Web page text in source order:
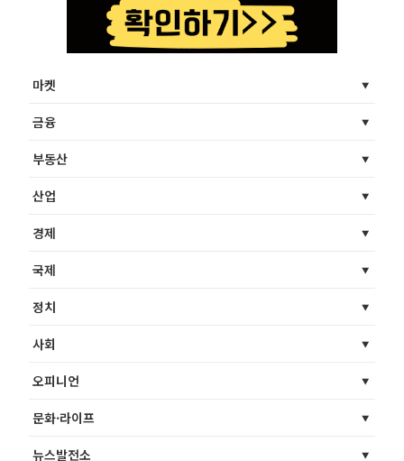
마켓
금융
부동산
산업
경제
국제
정치
사회
오피니언
문화·라이프
뉴스발전소